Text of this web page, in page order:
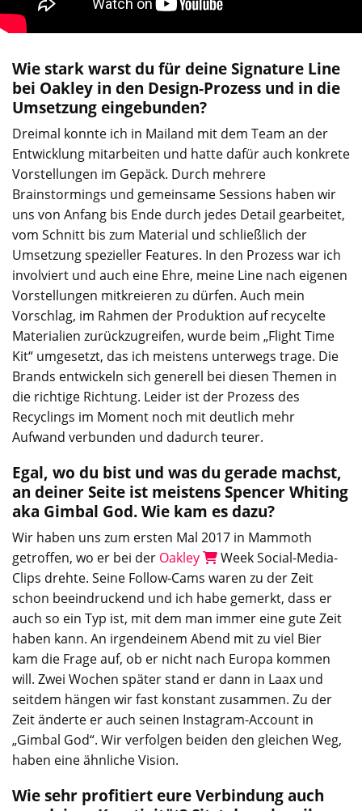
Wie stark warst du für deine Signature Line
bei Oakley in den Design-Prozess und in die
Umsetzungeingebunden?
Dreimal konnte ich in Mailand mit dem Team an der
Entwicklung mitarbeiten und hatte dafür auch konkrete
Vorstellungen im Gepäck. Durch mehrere
Brainstormings und gemeinsame Sessions haben wir
uns von Anfang bis Ende durch jedes Detail gearbeitet,
vom Schnitt bis zum Material und schließlich der
Umsetzung spezieller Features. In den Prozess war ich
involviert und auch eine Ehre, meine Line nach eigenen
Vorstellungen mitkreieren zu dürfen. Auch mein
Vorschlag, im Rahmen der Produktion auf recycelte
Materialien zurückzugreifen, wurde beim „Flight Time
Kit“ umgesetzt, das ich meistens unterwegs trage. Die
Brands entwickeln sich generell bei diesen Themen in
die richtige Richtung. Leider ist der Prozess des
Recyclings im Moment noch mit deutlich mehr
Aufwand verbunden und dadurch teurer.
Egal, wo du bist und was du gerade machst,
an deiner Seite ist meistens Spencer Whiting
aka Gimbal God. Wie kam es dazu?
Wir haben uns zum ersten Mal 2017 in Mammoth
getroffen, wo er bei der Oakley
Week Social-Media-
Clips drehte. Seine Follow-Cams waren zu der Zeit
schon beeindruckend und ich habe gemerkt, dass er
auch so ein Typ ist, mit dem man immer eine gute Zeit
haben kann. An irgendeinem Abend mit zu viel Bier
kam die Frage auf, ob er nicht nach Europa kommen
will. Zwei Wochen später stand er dann in Laax und
seitdem hängen wir fast konstant zusammen. Zu der
Zeit änderte er auch seinen Instagram-Account in
„Gimbal God“. Wir verfolgen beiden den gleichen Weg,
haben eine ähnliche Vision.
Wie sehr profitiert eure Verbindung auch